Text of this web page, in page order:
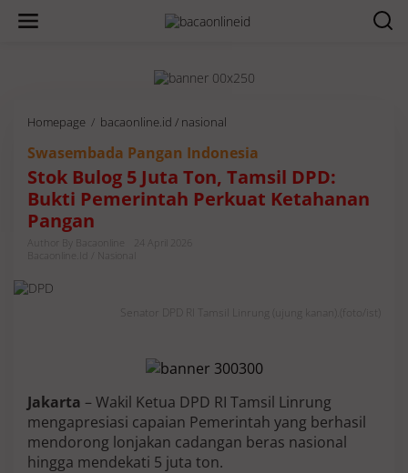
Homepage / bacaonline.id / nasional
o
k
B
u
o
T
a
m
Swasembada Pangan Indonesia
Stok Bulog 5 Juta Ton, Tamsil DPD:
Bukti Pemerintah Perkuat Ketahanan
Pangan
Author By Bacaonline
24 April 2026
Bacaonline.id / Nasional
Senator DPD RI Tamsil Linrung (ujung kanan).(foto/ist)
Jakarta – Wakil Ketua DPD RI Tamsil Linrung
mengapresiasi capaian Pemerintah yang berhasil
mendorong lonjakan cadangan beras nasional
hingga mendekati 5 juta ton.